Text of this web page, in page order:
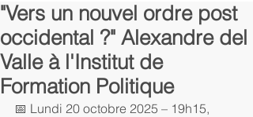
"Vers un nouvel ordre post
occidental ?" Alexandre del
Valle à l'Institut de
Formation Politique
📅 Lundi 20 octobre 2025 – 19h15,